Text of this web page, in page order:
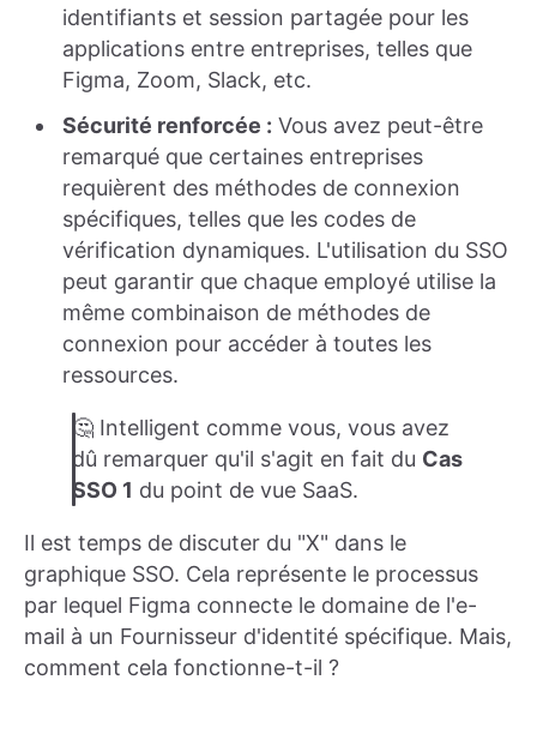
identifiants et session partagée pour les
applications entre entreprises, telles que
Figma, Zoom, Slack, etc.
Sécurité renforcée : Vous avez peut-être
remarqué que certaines entreprises
requièrent des méthodes de connexion
spécifiques, telles que les codes de
vérification dynamiques. L'utilisation du SSO
peut garantir que chaque employé utilise la
même combinaison de méthodes de
connexion pour accéder à toutes les
ressources.
🤔 Intelligent comme vous, vous avez
dû remarquer qu'il s'agit en fait du Cas
SSO 1 du point de vue SaaS.
Il est temps de discuter du "X" dans le
graphique SSO. Cela représente le processus
par lequel Figma connecte le domaine de l'e-
mail à un Fournisseur d'identité spécifique. Mais,
comment cela fonctionne-t-il ?